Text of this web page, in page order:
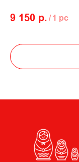
9 150 р. / 1 pc